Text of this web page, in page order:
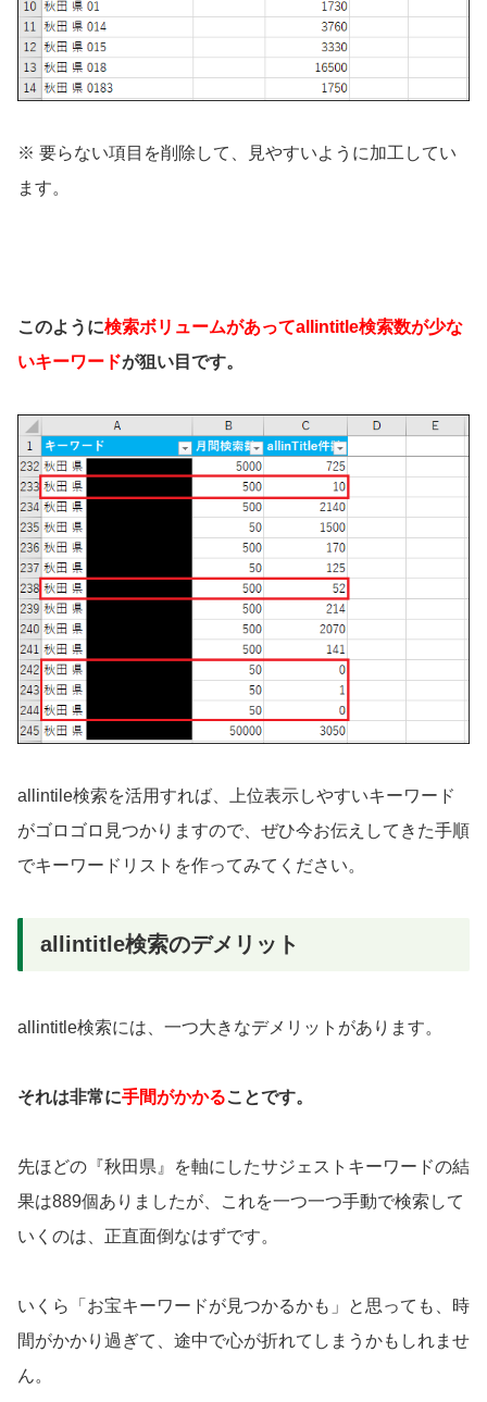
※ 要らない項目を削除して、見やすいように加工してい
ます。
このように検索ボリュームがあってallintitle検索数が少な
いキーワードが狙い目です。
allintile検索を活用すれば、上位表示しやすいキーワード
がゴロゴロ見つかりますので、ぜひ今お伝えしてきた手順
でキーワードリストを作ってみてください。
allintitle検索のデメリット
allintitle検索には、一つ大きなデメリットがあります。
それは非常に手間がかかることです。
先ほどの『秋田県』を軸にしたサジェストキーワードの結
果は889個ありましたが、これを一つ一つ手動で検索して
いくのは、正直面倒なはずです。
いくら「お宝キーワードが見つかるかも」と思っても、時
間がかかり過ぎて、途中で心が折れてしまうかもしれませ
ん。